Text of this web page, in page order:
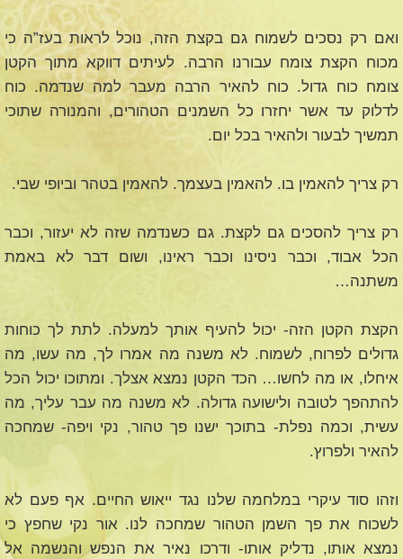
ואם רק נסכים לשמוח גם בקצת הזה, נוכל לראות בעז”ה כי
מכוח הקצת צומח עבורנו הרבה. לעיתים דווקא מתוך הקטן
צומח כוח גדול. כוח להאיר הרבה מעבר למה שנדמה. כוח
לדלוק עד אשר יחזרו כל השמנים הטהורים, והמנורה שתוכי
תמשיך לבעור ולהאיר בכל יום.
רק צריך להאמין בו. להאמין בעצמך. להאמין בטהר וביופי שבי.
רק צריך להסכים גם לקצת. גם כשנדמה שזה לא יעזור, וכבר
הכל אבוד, וכבר ניסינו וכבר ראינו, ושום דבר לא באמת
משתנה…
הקצת הקטן הזה- יכול להעיף אותך למעלה. לתת לך כוחות
גדולים לפרוח, לשמוח. לא משנה מה אמרו לך, מה עשו, מה
איחלו, או מה לחשו… הכד הקטן נמצא אצלך. ומתוכו יכול הכל
להתהפך לטובה ולישועה גדולה. לא משנה מה עבר עליך, מה
עשית, וכמה נפלת- בתוכך ישנו פך טהור, נקי ויפה- שמחכה
להאיר ולפרוץ.
וזהו סוד עיקרי במלחמה שלנו נגד ייאוש החיים. אף פעם לא
לשכוח את פך השמן הטהור שמחכה לנו. אור נקי שחפץ כי
נמצא אותו, נדליק אותו- ודרכו נאיר את הנפש והנשמה אל